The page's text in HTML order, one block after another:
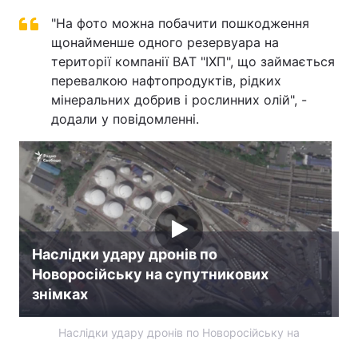
Здоров'я Туризм
Цікавинки Погода
Екологія Регіони
Лонгріди
Відео з Youtube Статті
Інтерв'ю Думки
Архів Вакансії
Контакти
Послуги
"На фото можна побачити пошкодження
щонайменше одного резервуара на
території компанії ВАТ "ІХП", що займається
перевалкою нафтопродуктів, рідких
мінеральних добрив і рослинних олій", -
додали у повідомленні.
Наслідки удару дронів по
Новоросійську на супутникових
знімках
Наслідки удару дронів по Новоросійську на